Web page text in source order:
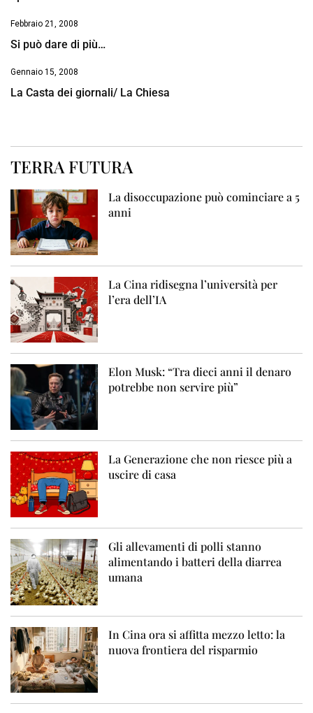
Febbraio 21, 2008
Si può dare di più…
Gennaio 15, 2008
La Casta dei giornali/ La Chiesa
TERRA FUTURA
La disoccupazione può cominciare a 5
anni
La Cina ridisegna l’università per
l’era dell’IA
Elon Musk: “Tra dieci anni il denaro
potrebbe non servire più”
La Generazione che non riesce più a
uscire di casa
Gli allevamenti di polli stanno
alimentando i batteri della diarrea
umana
In Cina ora si affitta mezzo letto: la
nuova frontiera del risparmio